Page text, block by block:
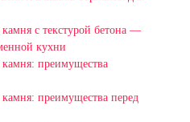
с текстурой бетона —
кухни
преимущества
преимущества перед